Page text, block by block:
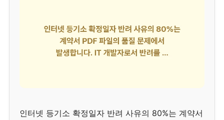
인터넷 등기소 확정일자 반려 사유의 80%는 계약서